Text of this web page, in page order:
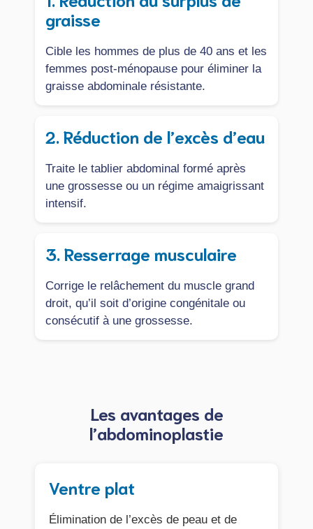
graisse
Cible les hommes de plus de 40 ans et les
femmes post-ménopause pour éliminer la
graisse abdominale résistante.
2. Réduction de l’excès d’eau
Traite le tablier abdominal formé après
une grossesse ou un régime amaigrissant
intensif.
3. Resserrage musculaire
Corrige le relâchement du muscle grand
droit, qu’il soit d’origine congénitale ou
consécutif à une grossesse.
Les avantages de
l’abdominoplastie
Ventre plat
Élimination de l’excès de peau et de